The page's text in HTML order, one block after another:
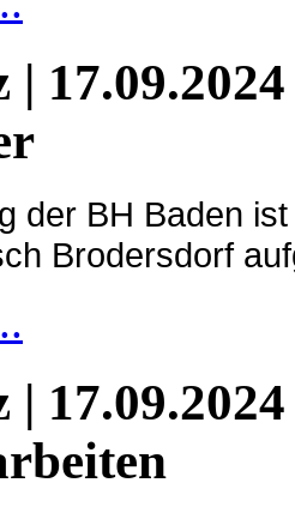
|
der BH Baden
Brodersdorf
|